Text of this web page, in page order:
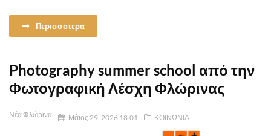
Περισσοτερα
Photography summer school από την
Φωτογραφική Λέσχη Φλώρινας
Νέα Φλώρινα Μάιος 29, 2026 18:01 ΚΟΙΝΩΝΙΑ